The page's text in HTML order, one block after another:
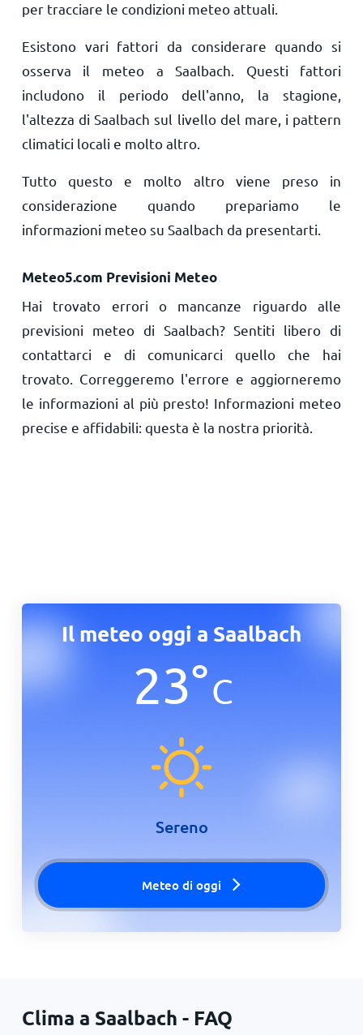
per tracciare le condizioni meteo attuali.
Esistono vari fattori da considerare quando si
osserva il meteo a Saalbach. Questi fattori
includono il periodo dell'anno, la stagione,
l'altezza di Saalbach sul livello del mare, i pattern
climatici locali e molto altro.
Tutto questo e molto altro viene preso in
considerazione quando prepariamo le
informazioni meteo su Saalbach da presentarti.
Meteo5.com Previsioni Meteo
Hai trovato errori o mancanze riguardo alle
previsioni meteo di Saalbach? Sentiti libero di
contattarci e di comunicarci quello che hai
trovato. Correggeremo l'errore e aggiorneremo
le informazioni al più presto! Informazioni meteo
precise e affidabili: questa è la nostra priorità.
Il meteo oggi a Saalbach
23°C
Sereno
Meteo di oggi
Clima a Saalbach - FAQ